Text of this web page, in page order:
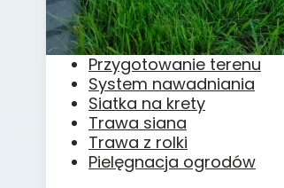
Przygotowanie terenu
System nawadniania
Siatka na krety
Trawa siana
Trawa z rolki
Pielęgnacja ogrodów